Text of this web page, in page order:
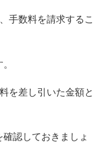
手数料を請求するこ
を差し引いた金額と
認しておきましょ